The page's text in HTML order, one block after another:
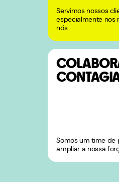
Servimos nossos
especialmente nos
nós.
Somos um time de
ampliar a nossa